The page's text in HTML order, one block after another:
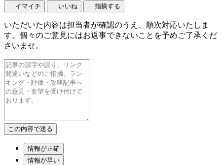
イマイチ いいね 指摘する
いただいた内容は担当者が確認のうえ、順次対応いたしま
す。個々のご意見にはお返事できないことを予めご了承くだ
さいませ。
情報が正確
情報が早い